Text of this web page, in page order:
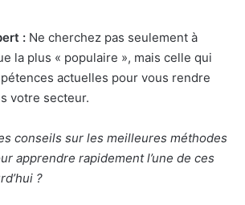
: Ne cherchez pas seulement à
la plus « populaire », mais celle qui
actuelles pour vous rendre
votre secteur.
conseils sur les meilleures méthodes
apprendre rapidement l’une de ces
?